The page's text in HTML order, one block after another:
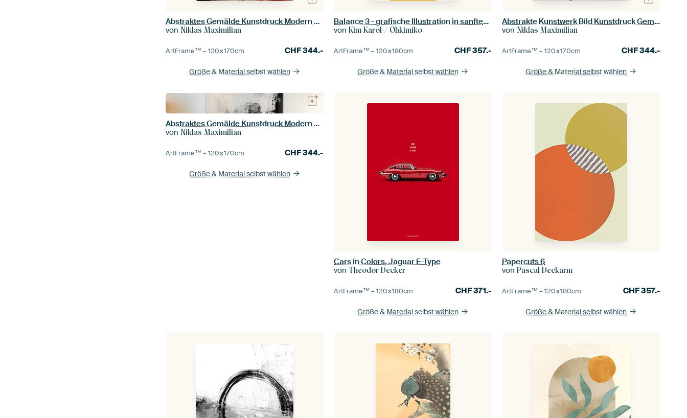
Abstraktes Gemälde Kunstdruck Modern Rot, Gelb und Weiß
von Niklas Maximilian
ArtFrame™ –120×170cm CHF344.-
Größe & Material selbst wählen
Balance 3 - grafische Illustration in sanften Farben
vonKim Karol / Ohkimiko
ArtFrame™ –120×180cm CHF357.-
Größe & Material selbst wählen
Abstrakte Kunstwerk Bild Kunstdruck Gemälde Schwarz Weiß
von Niklas Maximilian
ArtFrame™ –120×170cm CHF344.-
Größe & Material selbst wählen
Abstraktes Gemälde Kunstdruck Modern Schwarz Weiß
von Niklas Maximilian
ArtFrame™ –120×170cm CHF344.-
Größe & Material selbst wählen
Cars in Colors, Jaguar E-Type
vonTheodor Decker
ArtFrame™ –120×180cm CHF371.-
Größe & Material selbst wählen
Papercuts 6
vonPascal Deckarm
ArtFrame™ –120×180cm CHF357.-
Größe & Material selbst wählen